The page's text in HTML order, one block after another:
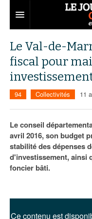
Territoires
Aménagement
Collectivités
Services urbains
Entreprises
Développement
Attractivité
Innovation
Marchés publics
Départements
77
78
92
Nominations
Portraits
Les Assises du Grand
Éditions
Le podcast
Lire les résumés
Le Val-de-
fiscal pour
94 Collectivités 11
Le conseil
avril 2016, son budget
stabilité des dépenses
d'investissement, ainsi
foncier bâti.
Ce contenu est